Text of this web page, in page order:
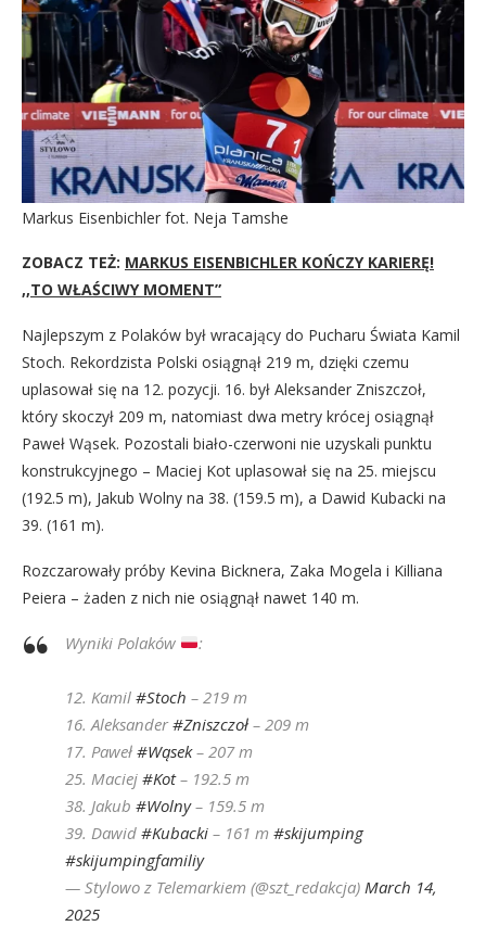
Markus Eisenbichler fot. Neja Tamshe
ZOBACZ TEŻ: MARKUS EISENBICHLER KOŃCZY KARIERĘ!
,,TO WŁAŚCIWY MOMENT”
Najlepszym z Polaków był wracający do Pucharu Świata Kamil
Stoch. Rekordzista Polski osiągnął 219 m, dzięki czemu
uplasował się na 12. pozycji. 16. był Aleksander Zniszczoł,
który skoczył 209 m, natomiast dwa metry krócej osiągnął
Paweł Wąsek. Pozostali biało-czerwoni nie uzyskali punktu
konstrukcyjnego – Maciej Kot uplasował się na 25. miejscu
(192.5 m), Jakub Wolny na 38. (159.5 m), a Dawid Kubacki na
39. (161 m).
Rozczarowały próby Kevina Bicknera, Zaka Mogela i Killiana
Peiera – żaden z nich nie osiągnął nawet 140 m.
Wyniki Polaków :
12. Kamil #Stoch – 219 m
16. Aleksander#Zniszczoł – 209 m
17. Paweł #Wąsek– 207 m
25. Maciej #Kot– 192.5 m
38. Jakub #Wolny– 159.5 m
39. Dawid #Kubacki – 161 m #skijumping
#skijumpingfamiliy
— Stylowo z Telemarkiem (@szt_redakcja) March 14,
2025